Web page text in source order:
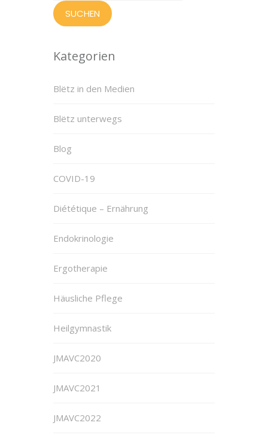
Kategorien
Blëtz in den Medien
Blëtz unterwegs
Blog
COVID-19
Diététique – Ernährung
Endokrinologie
Ergotherapie
Häusliche Pflege
Heilgymnastik
JMAVC2020
JMAVC2021
JMAVC2022